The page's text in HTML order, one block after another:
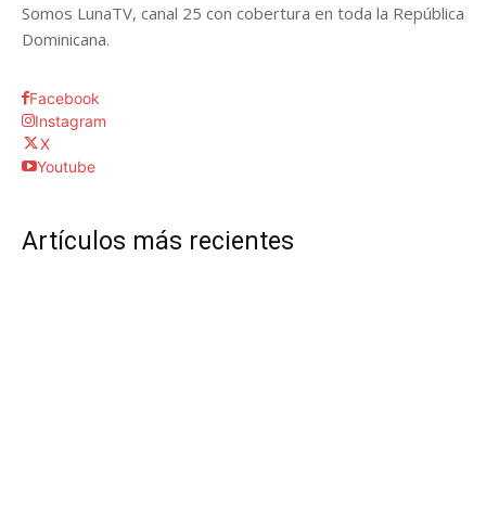
Somos LunaTV, canal 25 con cobertura en toda la República
Dominicana.
Facebook
Instagram
X
Youtube
Artículos más recientes